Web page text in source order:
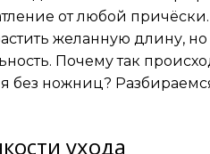
от любой причёски.
желанную длину, но
Почему так
без ножниц?
ухода